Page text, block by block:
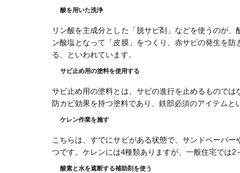
酸を用いた洗浄
リン酸を主成分とした「脱サビ剤」などを使うのが
ン酸塩となって「皮膜」をつくり、赤サビの発生を
る、といわれています。
サビ止め用の塗料を使用する
サビ止め用の塗料とは、サビの進行を止めるものでは
防カビ効果を持つ塗料であり、鉄部必須のアイテムと
ケレン作業を施す
こちらは、すでにサビがある状態で、サンドペーパ
つです。ケレンには4種類ありますが、一般住宅では2
酸素と水を遮断する補助剤を使う